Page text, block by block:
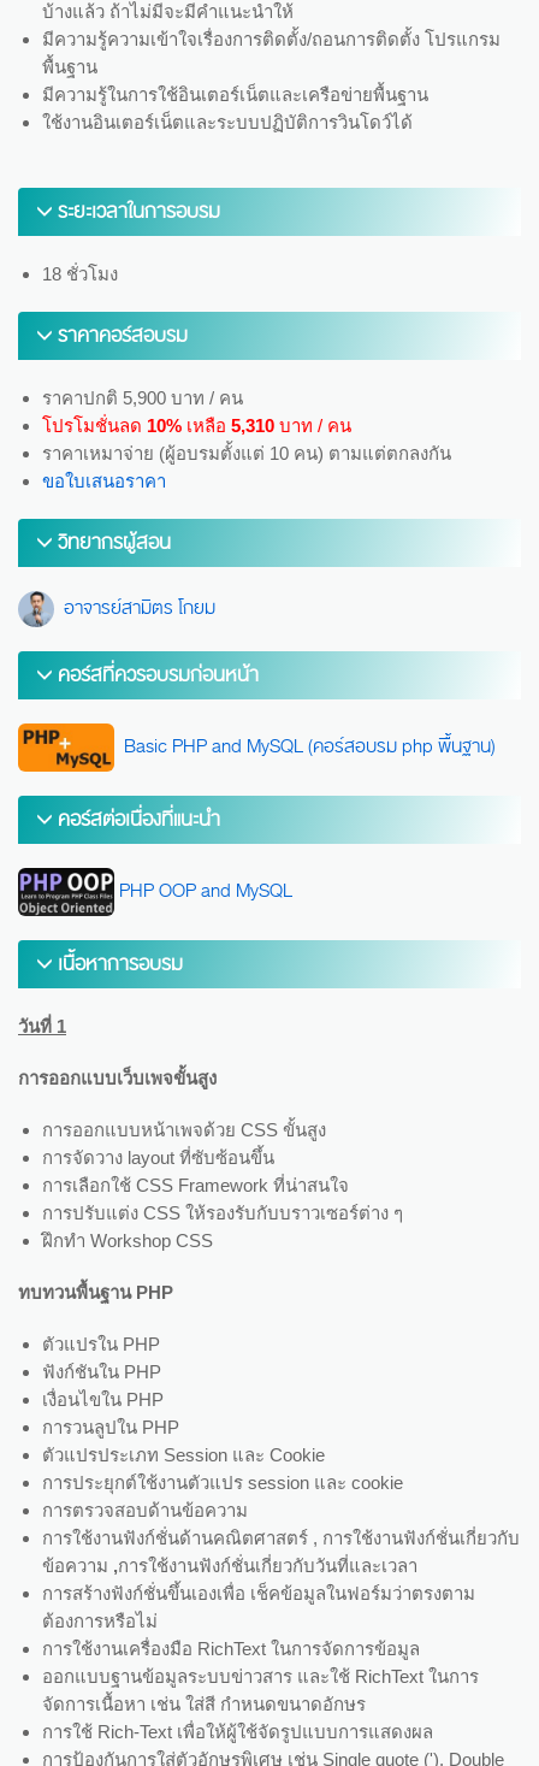
บ้างแล้ว ถ้าไม่มีจะมีคำแนะนำให้
มีความรู้ความเข้าใจเรื่องการติดตั้ง/ถอนการติดตั้ง โปรแกรม
พื้นฐาน
มีความรู้ในการใช้อินเตอร์เน็ตและเครือข่ายพื้นฐาน
ใช้งานอินเตอร์เน็ตและระบบปฏิบัติการวินโดว์ได้
ระยะเวลาในการอบรม
18 ชั่วโมง
ราคาคอร์สอบรม
ราคาปกติ 5,900 บาท / คน
โปรโมชั่นลด 10% เหลือ 5,310 บาท / คน
ราคาเหมาจ่าย (ผู้อบรมตั้งแต่ 10 คน) ตามแต่ตกลงกัน
ขอใบเสนอราคา
วิทยากรผู้สอน
อาจารย์สามิตร โกยม
คอร์สที่ควรอบรมก่อนหน้า
Basic PHP and MySQL (คอร์สอบรม php พื้นฐาน)
คอร์สต่อเนื่องที่แนะนำ
PHP OOP and MySQL
เนื้อหาการอบรม
วันที่ 1
การออกแบบเว็บเพจขั้นสูง
การออกแบบหน้าเพจด้วย CSS ขั้นสูง
การจัดวาง layout ที่ซับซ้อนขึ้น
การเลือกใช้ CSS Framework ที่น่าสนใจ
การปรับแต่ง CSS ให้รองรับกับบราวเซอร์ต่าง ๆ
ฝึกทำ Workshop CSS
ทบทวนพื้นฐาน PHP
ตัวแปรใน PHP
ฟังก์ชันใน PHP
เงื่อนไขใน PHP
การวนลูปใน PHP
ตัวแปรประเภท Session และ Cookie
การประยุกต์ใช้งานตัวแปร session และ cookie
การตรวจสอบด้านข้อความ
การใช้งานฟังก์ชั่นด้านคณิตศาสตร์ , การใช้งานฟังก์ชั่นเกี่ยวกับ
ข้อความ ,การใช้งานฟังก์ชั่นเกี่ยวกับวันที่และเวลา
การสร้างฟังก์ชั่นขึ้นเองเพื่อ เช็คข้อมูลในฟอร์มว่าตรงตาม
ต้องการหรือไม่
การใช้งานเครื่องมือ RichText ในการจัดการข้อมูล
ออกแบบฐานข้อมูลระบบข่าวสาร และใช้ RichText ในการ
จัดการเนื้อหา เช่น ใส่สี กำหนดขนาดอักษร
การใช้ Rich-Text เพื่อให้ผู้ใช้จัดรูปแบบการแสดงผล
การป้องกันการใส่ตัวอักษรพิเศษ เช่น Single quote ('), Double